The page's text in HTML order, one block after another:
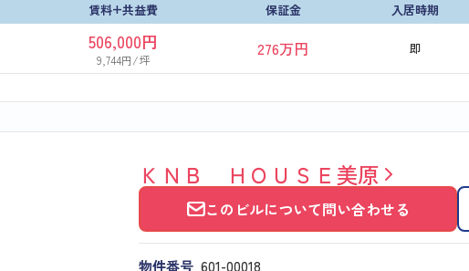
賃料+共益費 保証金 入居時期
506,000円
9,744円/坪
276万円 即
ＫＮＢ ＨＯＵＳＥ美原
このビルについて問い合わせる
物件番号 601​-​00018